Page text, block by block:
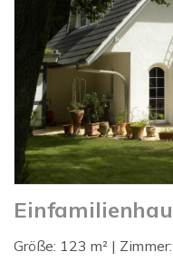
Größe: 123 m² |